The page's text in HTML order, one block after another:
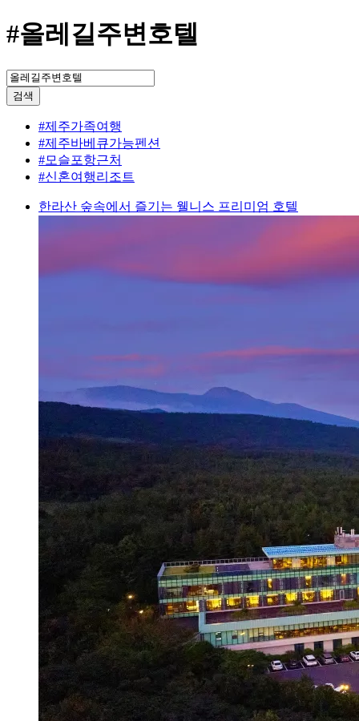
#올레길주변호텔
검색
#제주가족여행
#제주바베큐가능펜션
#모슬포항근처
#신혼여행리조트
한라산 숲속에서 즐기는 웰니스 프리미엄 호텔